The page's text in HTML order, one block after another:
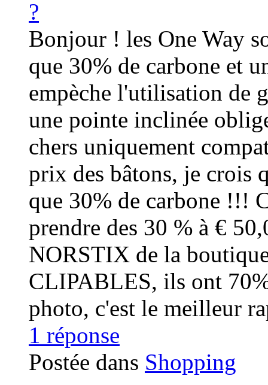
?
Bonjour ! les One Way
que 30% de carbone et
empèche l'utilisation de
une pointe inclinée
chers uniquement
prix des bâtons, je crois
que 30% de carbone !!!
prendre des 30 % à €
NORSTIX de la
CLIPABLES, ils ont
photo, c'est le meilleur
1 réponse
Postée dans Shopping